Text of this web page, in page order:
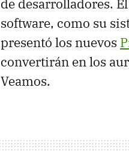
de desarrolladores.
software, como su
presentó los nuevos
convertirán en los
Veamos.